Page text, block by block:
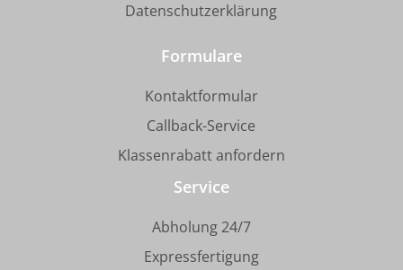
Datenschutzerklärung
Formulare
Kontaktformular
Callback-Service
Klassenrabatt anfordern
Service
Abholung 24/7
Expressfertigung